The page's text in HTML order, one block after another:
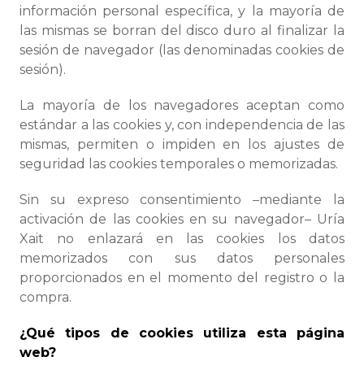
información personal específica, y la mayoría de
las mismas se borran del disco duro al finalizar la
sesión de navegador (las denominadas cookies de
sesión).
La mayoría de los navegadores aceptan como
estándar a las cookies y, con independencia de las
mismas, permiten o impiden en los ajustes de
seguridad las cookies temporales o memorizadas.
Sin su expreso consentimiento –mediante la
activación de las cookies en su navegador– Uría
Xait no enlazará en las cookies los datos
memorizados con sus datos personales
proporcionados en el momento del registro o la
compra.
¿Qué tipos de cookies utiliza esta página
web?